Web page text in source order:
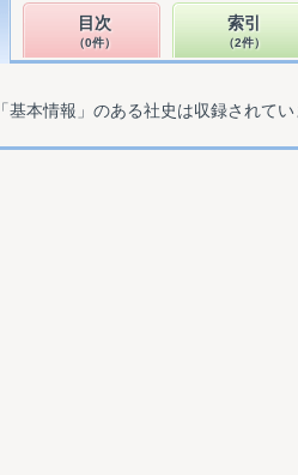
目次
（0件）
索引
（2件）
基本情報」のある社史は収録されてい